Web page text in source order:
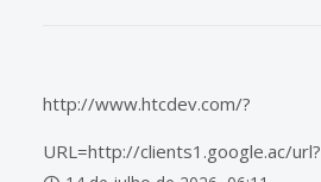
http://www.htcdev.com/?
URL=http://clients1.google.ac/url?